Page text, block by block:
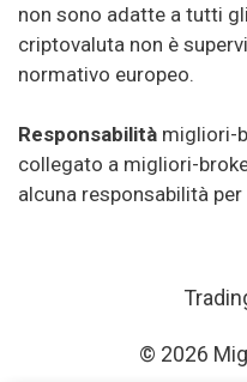
non sono adatte a tutti
criptovaluta non è
normativo europeo.
Responsabilità migliori-
collegato a migliori-
alcuna responsabilità
© 2026